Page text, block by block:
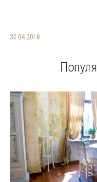
30.04.2018